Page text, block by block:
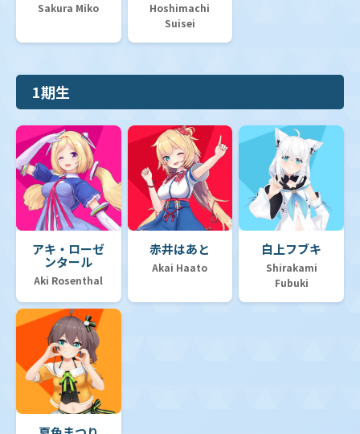
Sakura Miko
Hoshimachi
Suisei
1期生
アキ・ローゼ
ンタール
Aki Rosenthal
赤井はあと
Akai Haato
白上フブキ
Shirakami
Fubuki